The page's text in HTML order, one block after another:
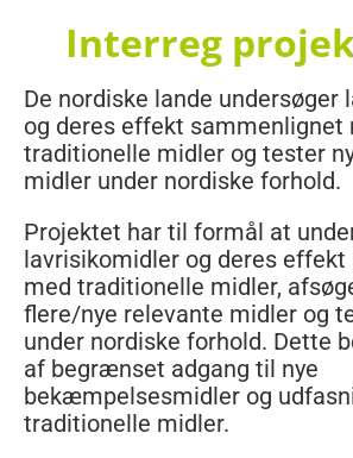
Interreg
De nordiske lande undersøger
og deres effekt sammenlignet
traditionelle midler og tester
midler under nordiske forhold.
Projektet har til formål at
lavrisikomidler og deres
med traditionelle midler,
flere/nye relevante midler og
under nordiske forhold. Dette
af begrænset adgang til nye
bekæmpelsesmidler og
traditionelle midler.